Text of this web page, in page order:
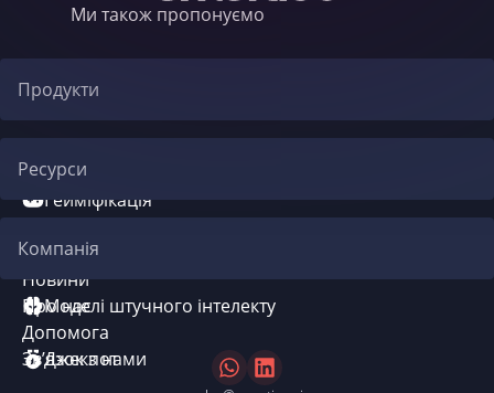
Ми також пропонуємо
Продукти
Гейміфікація
Система бонусів
Моделі штучного інтелекту
Джекпот
Ресурси
Новини
Допомога
Компанія
Про нас
Зв’язок з нами